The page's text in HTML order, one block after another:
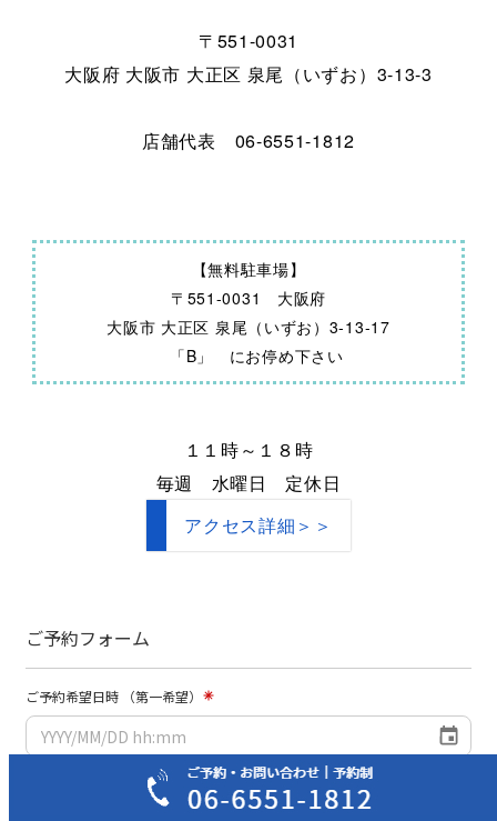
〒551-0031
大阪府 大阪市 大正区 泉尾（いずお）3-13-3
店舗代表 06-6551-1812
【無料駐車場】
〒551-0031 大阪府
大阪市 大正区 泉尾（いずお）3-13-17
「B」 にお停め下さい
１１時～１８時
毎週 水曜日 定休日
アクセス詳細＞＞